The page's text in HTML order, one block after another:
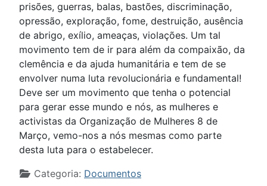
prisões, guerras, balas, bastões, discriminação,
opressão, exploração, fome, destruição, ausência
de abrigo, exílio, ameaças, violações. Um tal
movimento tem de ir para além da compaixão, da
clemência e da ajuda humanitária e tem de se
envolver numa luta revolucionária e fundamental!
Deve ser um movimento que tenha o potencial
para gerar esse mundo e nós, as mulheres e
activistas da Organização de Mulheres 8 de
Março, vemo-nos a nós mesmas como parte
desta luta para o estabelecer.
Detalhes
Categoria: Documentos